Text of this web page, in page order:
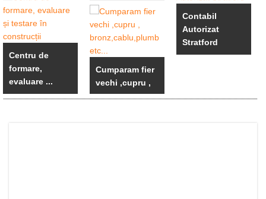
Centru de
formare,
evaluare ...
Cumparam fier
vechi ,cupru ,
...
Contabil
Autorizat
Stratford